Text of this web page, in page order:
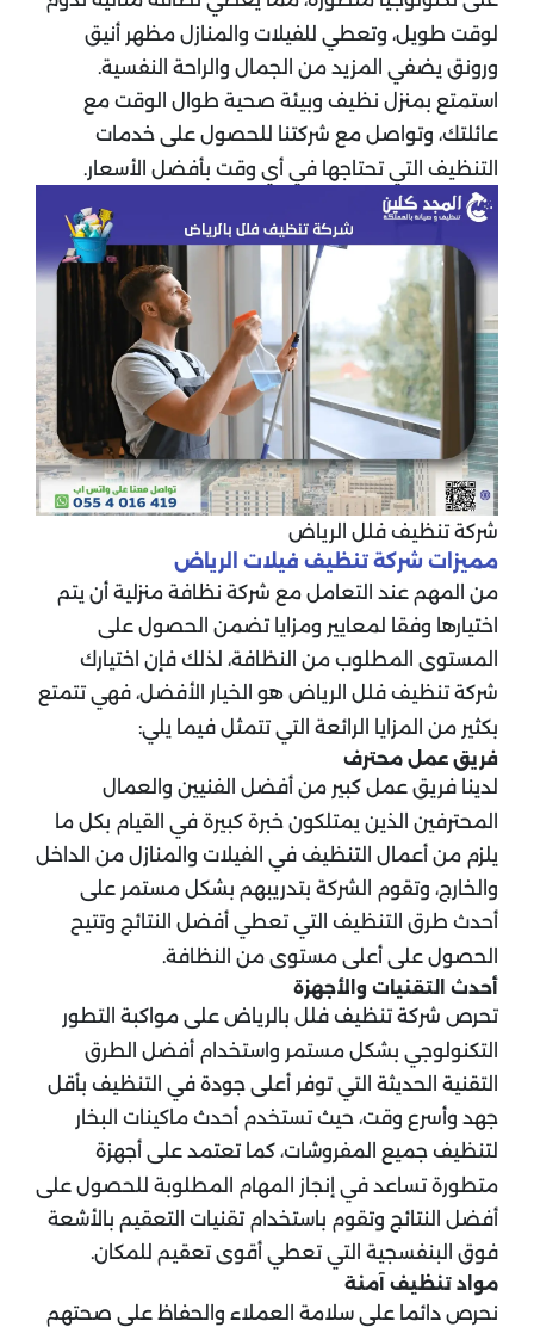
لوقت طويل، وتعطي للفيلات والمنازل مظهر أنيق
ورونق يضفي المزيد من الجمال والراحة النفسية.
استمتع بمنزل نظيف وبيئة صحية طوال الوقت مع
عائلتك، وتواصل مع شركتنا للحصول على خدمات
التنظيف التي تحتاجها في أي وقت بأفضل الأسعار.
شركة تنظيف فلل الرياض
مميزات شركة تنظيف فيلات الرياض
من المهم عند التعامل مع شركة نظافة منزلية أن يتم
اختيارها وفقا لمعايير ومزايا تضمن الحصول على
المستوى المطلوب من النظافة، لذلك فإن اختيارك
شركة تنظيف فلل الرياض هو الخيار الأفضل، فهي تتمتع
بكثير من المزايا الرائعة التي تتمثل فيما يلي:
فريق عمل محترف
لدينا فريق عمل كبير من أفضل الفنيين والعمال
المحترفين الذين يمتلكون خبرة كبيرة في القيام بكل ما
يلزم من أعمال التنظيف في الفيلات والمنازل من الداخل
والخارج، وتقوم الشركة بتدريبهم بشكل مستمر على
أحدث طرق التنظيف التي تعطي أفضل النتائج وتتيح
الحصول على أعلى مستوى من النظافة.
أحدث التقنيات والأجهزة
تحرص شركة تنظيف فلل بالرياض على مواكبة التطور
التكنولوجي بشكل مستمر واستخدام أفضل الطرق
التقنية الحديثة التي توفر أعلى جودة في التنظيف بأقل
جهد وأسرع وقت، حيث تستخدم أحدث ماكينات البخار
لتنظيف جميع المفروشات، كما تعتمد على أجهزة
متطورة تساعد في إنجاز المهام المطلوبة للحصول على
أفضل النتائج وتقوم باستخدام تقنيات التعقيم بالأشعة
فوق البنفسجية التي تعطي أقوى تعقيم للمكان.
مواد تنظيف آمنة
نحرص دائما على سلامة العملاء والحفاظ على صحتهم